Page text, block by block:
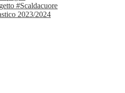
#Scaldacuore
2023/2024